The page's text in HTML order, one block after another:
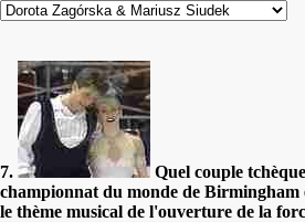
7.
Quel couple
championnat du monde de Birmingham
le thème musical de l'ouverture de la